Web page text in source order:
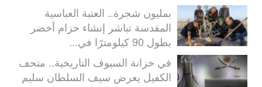
بمليون شجرة.. العتبة العباسية
المقدسة تباشر إنشاء حزام أخضر
بطول 90 كيلومترًا في...
في خزانة السيوف التاريخية.. متحف
الكفيل يعرض سيف السلطان سليم